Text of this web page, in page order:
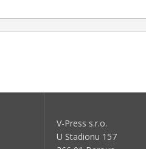
V-Press s.r.o.
U Stadionu 157